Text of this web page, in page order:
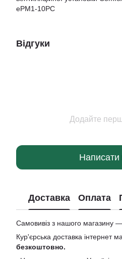
ePM1-10PC
Відгуки
Додайте
Написати
Доставка Оплата
Самовивіз з нашого магазину —
Кур'єрська доставка інтернет
безкоштовно.